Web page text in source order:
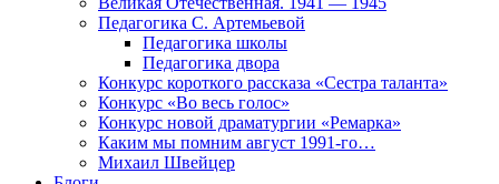
Педагогика С. Артемьевой
Педагогика школы
Педагогика двора
Конкурс короткого рассказа «Сестра таланта»
Конкурс «Во весь голос»
Конкурс новой драматургии «Ремарка»
Каким мы помним август 1991-го…
Михаил Швейцер